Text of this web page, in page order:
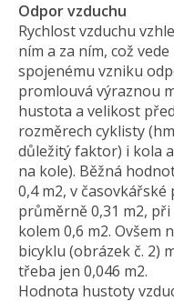
Odpor vzduchu
Rychlost vzduchu
ním a za ním, což
spojenému vzniku
promlouvá výraznou
hustota a velikost
rozměrech cyklisty
důležitý faktor) i kola
na kole). Běžná
0,4 m2, v
průměrně 0,31 m2,
kolem 0,6 m2. Ovšem
bicyklu (obrázek č. 2)
třeba jen 0,046 m2.
Hodnota hustoty